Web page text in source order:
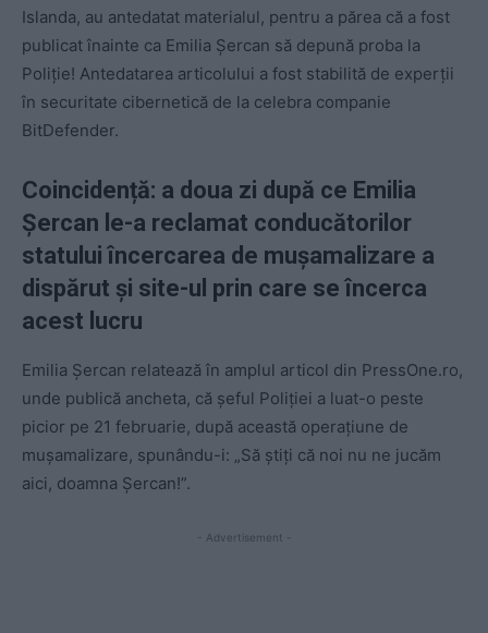
Islanda, au antedatat materialul, pentru a părea că a fost
publicat înainte ca Emilia Șercan să depună proba la
Poliție! Antedatarea articolului a fost stabilită de experții
în securitate cibernetică de la celebra companie
BitDefender.
Coincidență: a doua zi după ce Emilia
Șercan le-a reclamat conducătorilor
statului încercarea de mușamalizare a
dispărut și site-ul prin care se încerca
acest lucru
Emilia Șercan relatează în amplul articol din PressOne.ro,
unde publică ancheta, că șeful Poliției a luat-o peste
picior pe 21 februarie, după această operațiune de
mușamalizare, spunându-i: „Să știți că noi nu ne jucăm
aici, doamna Șercan!”.
- Advertisement -